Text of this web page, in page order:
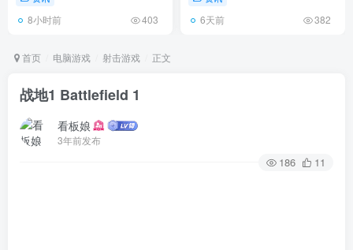
8小时前 403 6天前 382
首页 电脑游戏 射击游戏 正文
战地1 Battlefield 1
看板娘
3年前发布
186 11